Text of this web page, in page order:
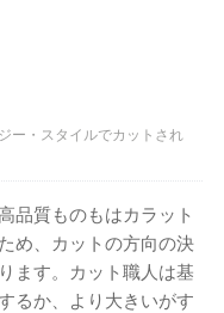
ー・スタイルでカットされ
品質ものもはカラット
め、カットの方向の決
ます。カット職人は基
るか、より大きいがす